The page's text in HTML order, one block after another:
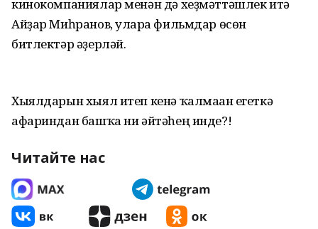
кинокомпаниялар менән дә хеҙмәттәшлек итә
Айҙар Миһранов, уларға фильмдар өсөн
битлектәр әҙерләй.
Хыялдарын хыял итеп кенә ҡалмаған егеткә
афариндан башҡа ни әйтәһең инде?!
Читайте нас